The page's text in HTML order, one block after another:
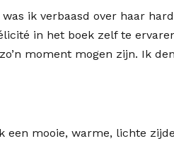
ik verbaasd over haar
in het boek zelf te
moment mogen zijn. Ik
mooie, warme, lichte